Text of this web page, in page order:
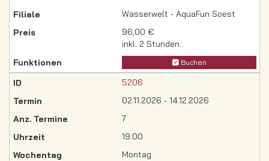
Wasserwelt - AquaFun Soest
96,00 €
inkl. 2 Stunden...
Buchen
5206
02.11.2026 - 14.12.2026
7
19:00
Montag